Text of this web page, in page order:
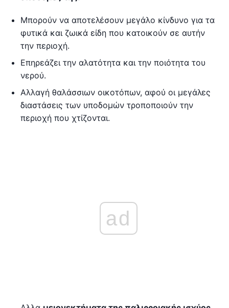
Μπορούν να αποτελέσουν μεγάλο κίνδυνο για τα
φυτικά και ζωικά είδη που κατοικούν σε αυτήν
την περιοχή.
Επηρεάζει την αλατότητα και την ποιότητα του
νερού.
Αλλαγή θαλάσσιων οικοτόπων, αφού οι μεγάλες
διαστάσεις των υποδομών τροποποιούν την
περιοχή που χτίζονται.
ad